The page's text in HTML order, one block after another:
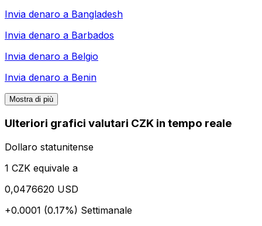
Invia denaro a Bangladesh
Invia denaro a Barbados
Invia denaro a Belgio
Invia denaro a Benin
Mostra di più
Ulteriori grafici valutari CZK in tempo reale
Dollaro statunitense
1 CZK equivale a
0,0476620 USD
+0.0001 (0.17%) Settimanale